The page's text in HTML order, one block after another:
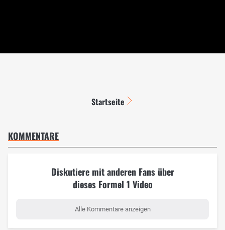
Startseite
KOMMENTARE
Diskutiere mit anderen Fans über
dieses Formel 1 Video
Alle Kommentare anzeigen